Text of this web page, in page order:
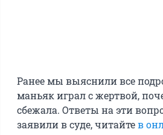
Ранее мы выяснили все
маньяк играл с жертвой,
сбежала. Ответы на эти
заявили в суде, читайтев